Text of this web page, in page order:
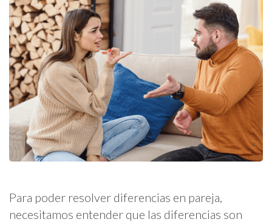
Para poder resolver diferencias en pareja,
necesitamos entender que las diferencias son